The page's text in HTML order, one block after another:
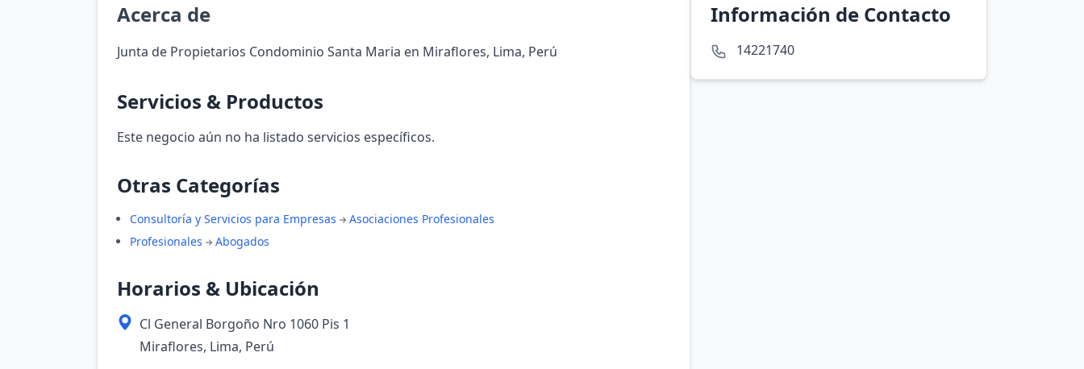
Acerca de
Junta de Propietarios Condominio Santa Maria en Miraflores, Lima, Perú
Servicios & Productos
Este negocio aún no ha listado servicios específicos.
Otras Categorías
Consultoría y Servicios para Empresas
Asociaciones Profesionales
Profesionales
Abogados
Horarios & Ubicación
Cl General Borgoño Nro 1060 Pis 1
Miraflores, Lima, Perú
Información de Contacto
14221740